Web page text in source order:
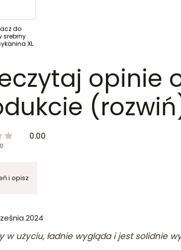
do
srebrny
XL
opinie
0.00
i opisz
2024
w użyciu, ładnie wygląda i jest solidnie